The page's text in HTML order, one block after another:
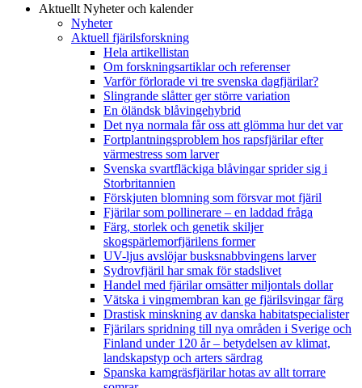
Aktuellt Nyheter och kalender
Nyheter
Aktuell fjärilsforskning
Hela artikellistan
Om forskningsartiklar och referenser
Varför förlorade vi tre svenska dagfjärilar?
Slingrande slåtter ger större variation
En öländsk blåvingehybrid
Det nya normala får oss att glömma hur det var
Fortplantningsproblem hos rapsfjärilar efter
värmestress som larver
Svenska svartfläckiga blåvingar sprider sig i
Storbritannien
Förskjuten blomning som försvar mot fjäril
Fjärilar som pollinerare – en laddad fråga
Färg, storlek och genetik skiljer
skogspärlemorfjärilens former
UV-ljus avslöjar busksnabbvingens larver
Sydrovfjäril har smak för stadslivet
Handel med fjärilar omsätter miljontals dollar
Vätska i vingmembran kan ge fjärilsvingar färg
Drastisk minskning av danska habitatspecialister
Fjärilars spridning till nya områden i Sverige och
Finland under 120 år– betydelsen av klimat,
landskapstyp och arters särdrag
Spanska kamgräsfjärilar hotas av allt torrare